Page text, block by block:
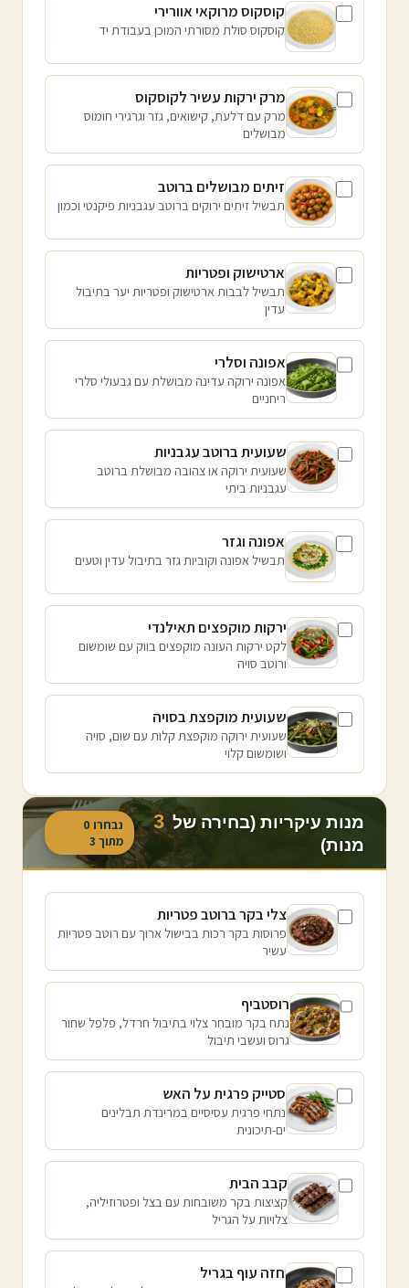
קוסקוס מרוקאי אוורירי
קוסקוס סולת מסורתי המוכן בעבודת יד
מרק ירקות עשיר לקוסקוס
מרק עם דלעת, קישואים, גזר וגרגירי חומוס
מבושלים
זיתים מבושלים ברוטב
תבשיל זיתים ירוקים ברוטב עגבניות פיקנטי וכמון
ארטישוק ופטריות
תבשיל לבבות ארטישוק ופטריות יער בתיבול
עדין
אפונה וסלרי
אפונה ירוקה עדינה מבושלת עם גבעולי סלרי
ריחניים
שעועית ברוטב עגבניות
שעועית ירוקה או צהובה מבושלת ברוטב
עגבניות ביתי
אפונה וגזר
תבשיל אפונה וקוביות גזר בתיבול עדין וטעים
ירקות מוקפצים תאילנדי
לקט ירקות העונה מוקפצים בווק עם שומשום
ורוטב סויה
שעועית מוקפצת בסויה
שעועית ירוקה מוקפצת קלות עם שום, סויה
ושומשום קלוי
מנות עיקריות (בחירה של 3
מנות)
נבחרו 0
מתוך 3
צלי בקר ברוטב פטריות
פרוסות בקר רכות בבישול ארוך עם רוטב פטריות
עשיר
רוסטביף
נתח בקר מובחר צלוי בתיבול חרדל, פלפל שחור
גרוס ועשבי תיבול
סטייק פרגית על האש
נתחי פרגית עסיסיים במרינדת תבלינים
ים-תיכונית
קבב הבית
קציצות בקר משובחות עם בצל ופטרוזיליה,
צלויות על הגריל
חזה עוף בגריל